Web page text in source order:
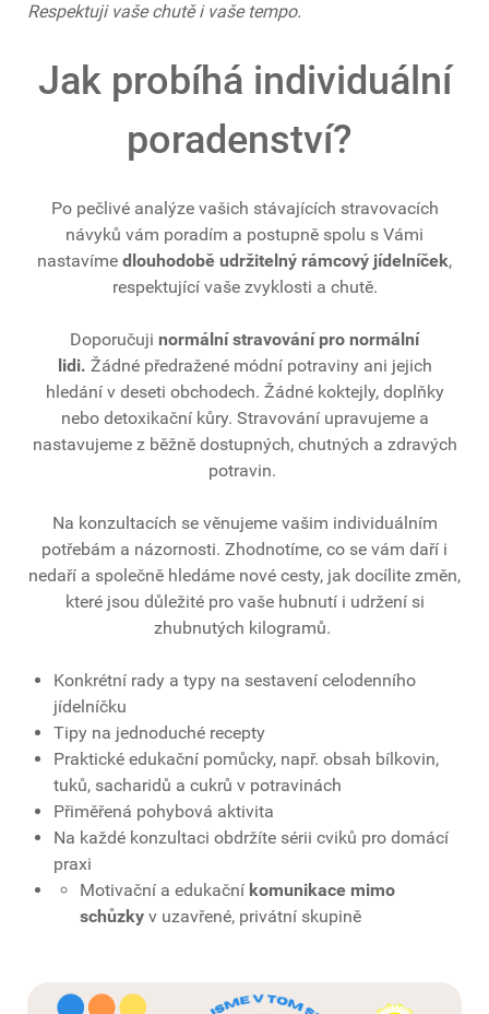
Respektuji vaše chutě i vaše tempo.
Jak probíhá individuální
poradenství?
Po pečlivé analýze vašich stávajících stravovacích
návyků vám poradím a postupně spolu s Vámi
nastavíme dlouhodobě udržitelný rámcový jídelníček,
respektující vaše zvyklosti a chutě.
Doporučuji normální stravování pro normální
lidi. Žádné předražené módní potraviny ani jejich
hledání v deseti obchodech. Žádné koktejly, doplňky
nebo detoxikační kůry. Stravování upravujeme a
nastavujeme z běžně dostupných, chutných a zdravých
potravin.
Na konzultacích se věnujeme vašim individuálním
potřebám a názornosti. Zhodnotíme, co se vám daří i
nedaří a společně hledáme nové cesty, jak docílite změn,
které jsou důležité pro vaše hubnutí i udržení si
zhubnutých kilogramů.
Konkrétní rady a typy na sestavení celodenního
jídelníčku
Tipy na jednoduché recepty
Praktické edukační pomůcky, např. obsah bílkovin,
tuků, sacharidů a cukrů v potravinách
Přiměřená pohybová aktivita
Na každé konzultaci obdržíte sérii cviků pro domácí
praxi
Motivační a edukační komunikace mimo
schůzky v uzavřené, privátní skupině